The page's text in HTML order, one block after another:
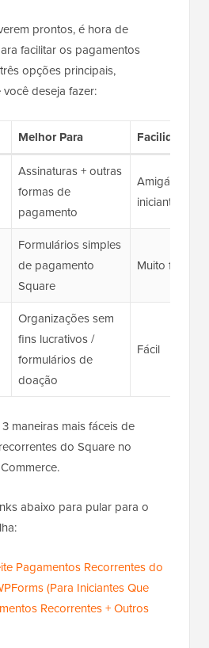
prontos, é hora de
facilitar os pagamentos
opções principais,
deseja fazer:
Melhor Para Facilidade
Assinaturas + outras
formas de
pagamento
Amigável
iniciantes
Formulários simples
de pagamento
Square
Muito fácil
Organizações sem
fins lucrativos /
formulários de
doação
Fácil
maneiras mais fáceis de
do Square no
abaixo para pular para o
Pagamentos Recorrentes do
(Para Iniciantes Que
Recorrentes + Outros